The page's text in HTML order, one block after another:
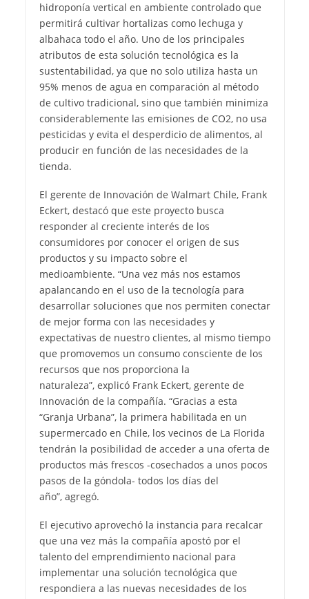
hidroponía vertical en ambiente controlado que
permitirá cultivar hortalizas como lechuga y
albahaca todo el año. Uno de los principales
atributos de esta solución tecnológica es la
sustentabilidad, ya que no solo utiliza hasta un
95% menos de agua en comparación al método
de cultivo tradicional, sino que también minimiza
considerablemente las emisiones de CO2, no usa
pesticidas y evita el desperdicio de alimentos, al
producir en función de las necesidades de la
tienda.
El gerente de Innovación de Walmart Chile, Frank
Eckert, destacó que este proyecto busca
responder al creciente interés de los
consumidores por conocer el origen de sus
productos y su impacto sobre el
medioambiente. “Una vez más nos estamos
apalancando en el uso de la tecnología para
desarrollar soluciones que nos permiten conectar
de mejor forma con las necesidades y
expectativas de nuestro clientes, al mismo tiempo
que promovemos un consumo consciente de los
recursos que nos proporciona la
naturaleza”, explicó Frank Eckert, gerente de
Innovación de la compañía. “Gracias a esta
“Granja Urbana”, la primera habilitada en un
supermercado en Chile, los vecinos de La Florida
tendrán la posibilidad de acceder a una oferta de
productos más frescos -cosechados a unos pocos
pasos de la góndola- todos los días del
año”, agregó.
El ejecutivo aprovechó la instancia para recalcar
que una vez más la compañía apostó por el
talento del emprendimiento nacional para
implementar una solución tecnológica que
respondiera a las nuevas necesidades de los